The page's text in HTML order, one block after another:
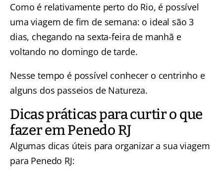
Como é relativamente perto do Rio, é possível
uma viagem de fim de semana: o ideal são 3
dias, chegando na sexta-feira de manhã e
voltando no domingo de tarde.
Nesse tempo é possível conhecer o centrinho e
alguns dos passeios de Natureza.
Dicas práticas para curtir o que
fazer em Penedo RJ
Algumas dicas úteis para organizar a sua viagem
para Penedo RJ: